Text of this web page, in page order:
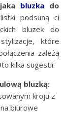
jaka bluzka do
podsuną ci
bluzek do
które
zależą
kilka sugestii:
bluzką:
kroju z
biurowe